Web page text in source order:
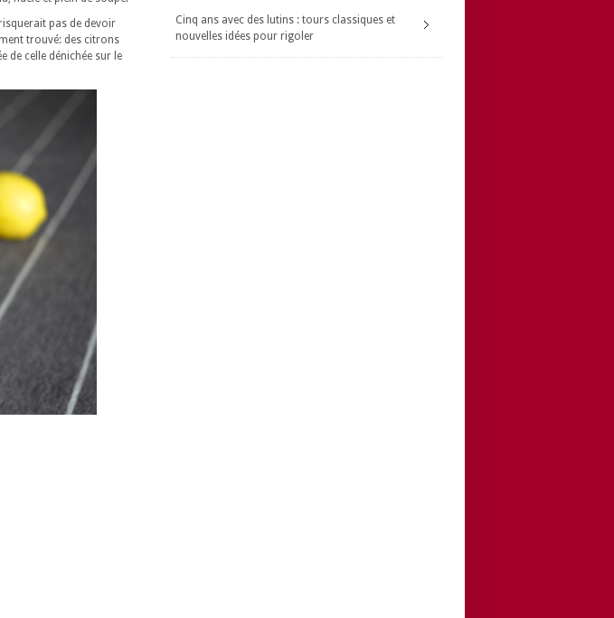
pas de devoir
trouvé: des citrons
de celle dénichée sur le
Cinq ans avec des lutins : tours classiques et
nouvelles idées pour rigoler